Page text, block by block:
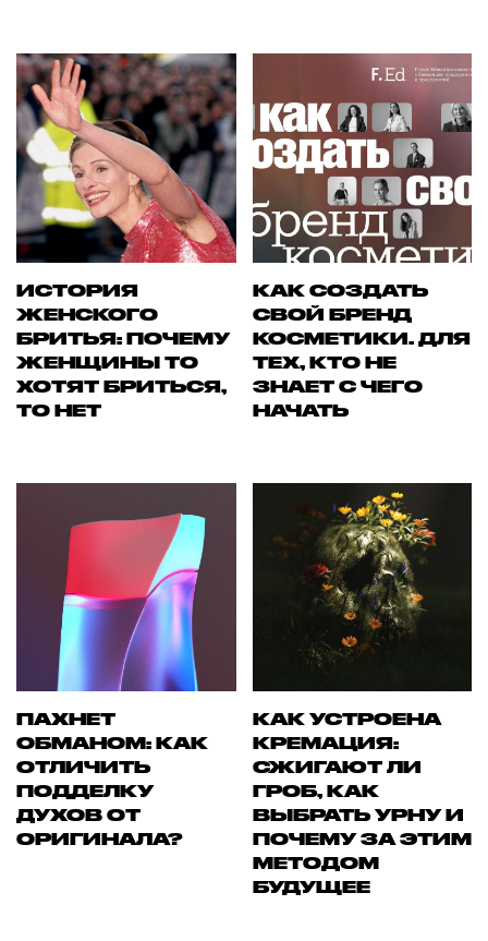
ИСТОРИЯ
ЖЕНСКОГО
БРИТЬЯ: ПОЧЕМУ
ЖЕНЩИНЫ ТО
ХОТЯТ БРИТЬСЯ,
ТО НЕТ
КАК СОЗДАТЬ
СВОЙ БРЕНД
КОСМЕТИКИ. ДЛЯ
ТЕХ, КТО НЕ
ЗНАЕТ С ЧЕГО
НАЧАТЬ
ПАХНЕТ
ОБМАНОМ: КАК
ОТЛИЧИТЬ
ПОДДЕЛКУ
ДУХОВ ОТ
ОРИГИНАЛА?
КАК УСТРОЕНА
КРЕМАЦИЯ:
СЖИГАЮТ ЛИ
ГРОБ, КАК
ВЫБРАТЬ УРНУ И
ПОЧЕМУ ЗА ЭТИМ
МЕТОДОМ
БУДУЩЕЕ